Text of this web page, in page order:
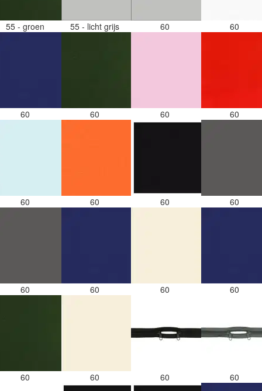
55 - groen 55 - licht grijs 60 60
60 60 60 60
60 60 60 60
60 60 60 60
60 60 60 60